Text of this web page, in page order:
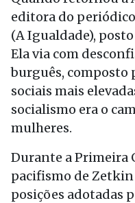
editora do
(A Igualdade), posto
Ela via com
burguês, composto
sociais mais
socialismo era o
mulheres.
Durante a Primeira
pacifismo de Zetkin
posições adotadas